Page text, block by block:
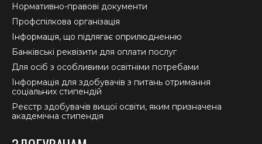
Нормативно-правові документи
Профспілкова організація
Інформація, що підлягає оприлюдненню
Банківські реквізити для оплати послуг
Для осіб з особливими освітніми потребами
Інформація для здобувачів з питань отримання
соціальних стипендій
Реєстр здобувачів вищої освіти, яким призначена
академічна стипендія